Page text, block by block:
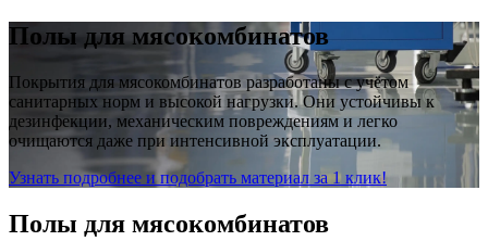
Полы для мясокомбинатов
Покрытия для мясокомбинатов разработаны с учётом
санитарных норм и высокой нагрузки. Они устойчивы к
дезинфекции, механическим повреждениям и легко
очищаются даже при интенсивной эксплуатации.
Узнать подробнее и подобрать материал за 1 клик!
Полы для мясокомбинатов